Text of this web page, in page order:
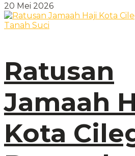
20 Mei 2026
Ratusan
Jamaah
Kota